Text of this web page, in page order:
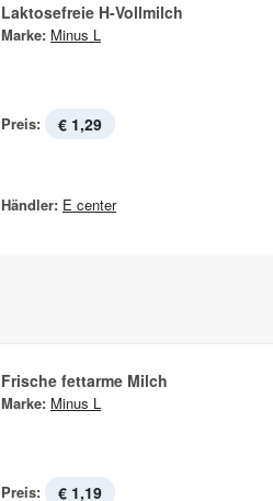
Laktosefreie H-Vollmilch
Marke: Minus L
Preis: € 1,29
Händler: E center
Frische fettarme Milch
Marke: Minus L
Preis: € 1,19